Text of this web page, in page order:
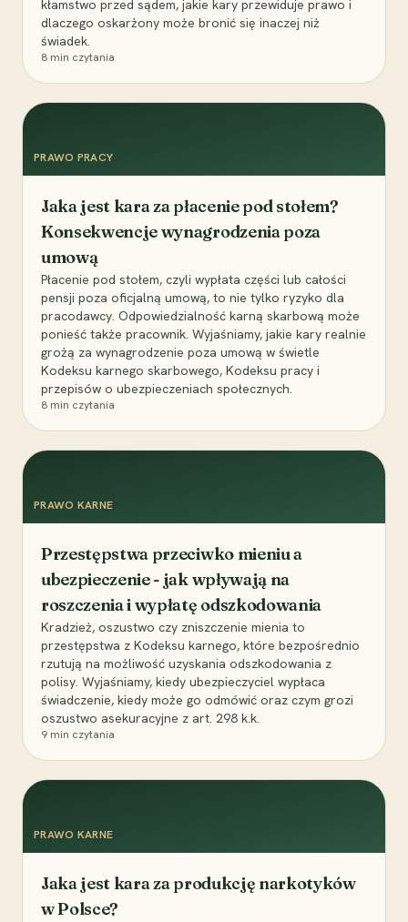
kłamstwo przed sądem, jakie kary przewiduje prawo i
dlaczego oskarżony może bronić się inaczej niż
świadek.
8 min czytania
PRAWO PRACY
Jaka jest kara za płacenie pod stołem?
Konsekwencje wynagrodzenia poza
umową
Płacenie pod stołem, czyli wypłata części lub całości
pensji poza oficjalną umową, to nie tylko ryzyko dla
pracodawcy. Odpowiedzialność karną skarbową może
ponieść także pracownik. Wyjaśniamy, jakie kary realnie
grożą za wynagrodzenie poza umową w świetle
Kodeksu karnego skarbowego, Kodeksu pracy i
przepisów o ubezpieczeniach społecznych.
8 min czytania
PRAWO KARNE
Przestępstwa przeciwko mieniu a
ubezpieczenie - jak wpływają na
roszczenia i wypłatę odszkodowania
Kradzież, oszustwo czy zniszczenie mienia to
przestępstwa z Kodeksu karnego, które bezpośrednio
rzutują na możliwość uzyskania odszkodowania z
polisy. Wyjaśniamy, kiedy ubezpieczyciel wypłaca
świadczenie, kiedy może go odmówić oraz czym grozi
oszustwo asekuracyjne z art. 298 k.k.
9 min czytania
PRAWO KARNE
Jaka jest kara za produkcję narkotyków
w Polsce?